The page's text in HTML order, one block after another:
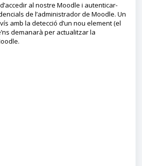
al nostre Moodle i autenticar-
de l’administrador de Moodle. Un
amb la detecció d’un nou element (el
demanarà per actualitzar la